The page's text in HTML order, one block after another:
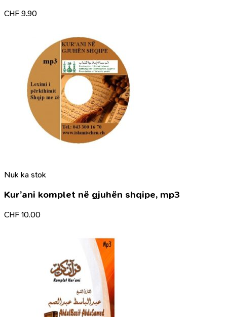
CHF 9.90
Nuk ka stok
Kur’ani komplet në gjuhën shqipe, mp3
CHF 10.00